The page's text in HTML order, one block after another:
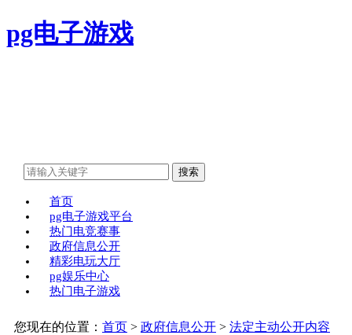
pg电子游戏
首页
pg电子游戏平台
热门电竞赛事
政府信息公开
精彩电玩大厅
pg娱乐中心
热门电子游戏
您现在的位置： 首页 > 政府信息公开 > 法定主动公开内容